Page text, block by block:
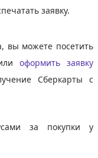
заявку.
вы можете посетить
илиоформить заявку
Сберкарты с
за покупки у